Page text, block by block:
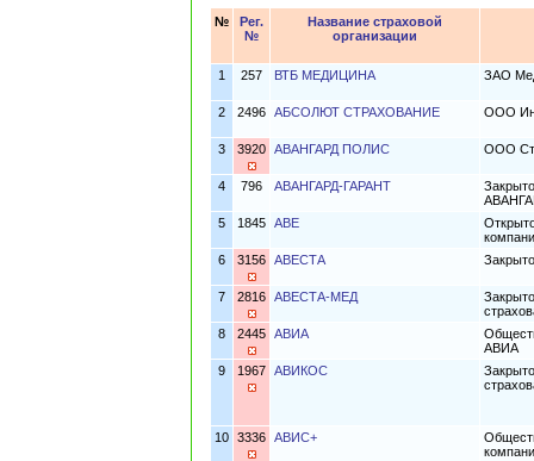
№
Рег.
№
Название страховой
организации
1 257 ВТБ МЕДИЦИНА ЗАО
2 2496 АБСОЛЮТ СТРАХОВАНИЕ ООО
3 3920 АВАНГАРД ПОЛИС ООО
4 796 АВАНГАРД-ГАРАНТ
5
1845 АВЕ
6
3156 АВЕСТА
7 2816 АВЕСТА-МЕД
8
2445 АВИА
АВИА
9
1967 АВИКОС
10 3336 АВИС+